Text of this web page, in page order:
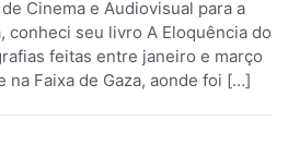
Cinema e Audiovisual para a
conheci seu livro A Eloquência do
feitas entre janeiro e março
na Faixa de Gaza, aonde foi […]